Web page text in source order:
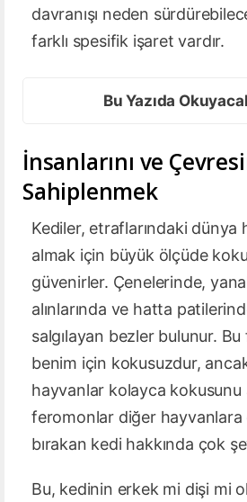
davranışı neden
farklı spesifik işaret vardır.
Bu Yazıda
İnsanlarını ve
Sahiplenmek
Kediler, etraflarındaki dünya
almak için büyük ölçüde
güvenirler. Çenelerinde,
alınlarında ve hatta
salgılayan bezler bulunur.
benim için kokusuzdur,
hayvanlar kolayca kokusunu
feromonlar diğer hayvanlara
bırakan kedi hakkında çok
Bu, kedinin erkek mi dişi mi